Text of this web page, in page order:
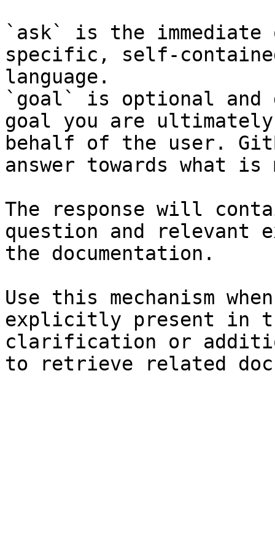
`ask` is the
specific, self-
language.
`goal` is optional and
goal you are
behalf of the user.
answer towards what
The response will
question and relevant
the documentation.
Use this mechanism
explicitly present in
clarification or